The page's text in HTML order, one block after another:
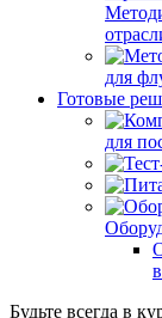
для
Готовые
для
Будьте всегда в